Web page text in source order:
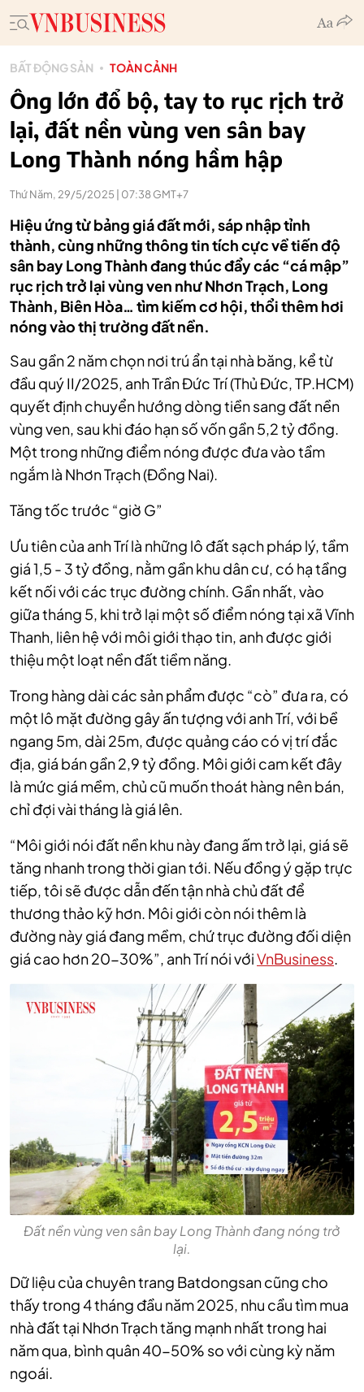
BẤT ĐỘNG SẢN TOÀN CẢNH
Ông lớn đổ bộ, tay to rục rịch trở
lại, đất nền vùng ven sân bay
Long Thành nóng hầm hập
Thứ Năm, 29/5/2025 | 07:38 GMT+7
Hiệu ứng từ bảng giá đất mới, sáp nhập tỉnh
thành, cùng những thông tin tích cực về tiến độ
sân bay Long Thành đang thúc đẩy các “cá mập”
rục rịch trở lại vùng ven như Nhơn Trạch, Long
Thành, Biên Hòa… tìm kiếm cơ hội, thổi thêm hơi
nóng vào thị trường đất nền.
Sau gần 2 năm chọn nơi trú ẩn tại nhà băng, kể từ
đầu quý II/2025, anh Trần Đức Trí (Thủ Đức, TP.HCM)
quyết định chuyển hướng dòng tiền sang đất nền
vùng ven, sau khi đáo hạn số vốn gần 5,2 tỷ đồng.
Một trong những điểm nóng được đưa vào tầm
ngắm là Nhơn Trạch (Đồng Nai).
Tăng tốc trước “giờ G”
Ưu tiên của anh Trí là những lô đất sạch pháp lý, tầm
giá 1,5 - 3 tỷ đồng, nằm gần khu dân cư, có hạ tầng
kết nối với các trục đường chính. Gần nhất, vào
giữa tháng 5, khi trở lại một số điểm nóng tại xã Vĩnh
Thanh, liên hệ với môi giới thạo tin, anh được giới
thiệu một loạt nền đất tiềm năng.
Trong hàng dài các sản phẩm được “cò” đưa ra, có
một lô mặt đường gây ấn tượng với anh Trí, với bề
ngang 5m, dài 25m, được quảng cáo có vị trí đắc
địa, giá bán gần 2,9 tỷ đồng. Môi giới cam kết đây
là mức giá mềm, chủ cũ muốn thoát hàng nên bán,
chỉ đợi vài tháng là giá lên.
“Môi giới nói đất nền khu này đang ấm trở lại, giá sẽ
tăng nhanh trong thời gian tới. Nếu đồng ý gặp trực
tiếp, tôi sẽ được dẫn đến tận nhà chủ đất để
thương thảo kỹ hơn. Môi giới còn nói thêm là
đường này giá đang mềm, chứ trục đường đối diện
giá cao hơn 20-30%”, anh Trí nói vớiVnBusiness.
Đất nền vùng ven sân bay Long Thành đang nóng trở
lại.
Dữ liệu của chuyên trang Batdongsan cũng cho
thấy trong 4 tháng đầu năm 2025, nhu cầu tìm mua
nhà đất tại Nhơn Trạch tăng mạnh nhất trong hai
năm qua, bình quân 40-50% so với cùng kỳ năm
ngoái.